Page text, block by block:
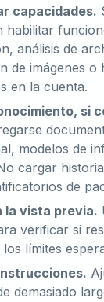
capacidades.
habilitar
análisis de
de imágenes o
en la cuenta.
si
modelos de
cargar
de
la vista previa.
verificar si
límites
demasiado